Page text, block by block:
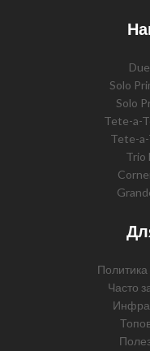
Solo
Solo
Tete-a-
Tete-
Trio
Часто